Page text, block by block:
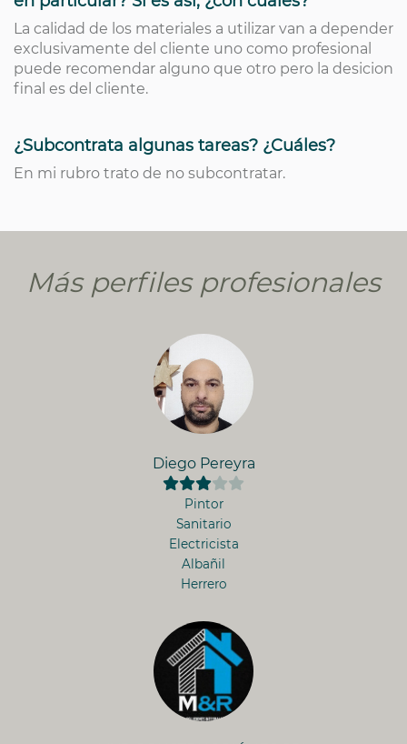
La calidad de los materiales a utilizar van a depender
exclusivamente del cliente uno como profesional
puede recomendar alguno que otro pero la desicion
final es del cliente.
¿Subcontrata algunas tareas? ¿Cuáles?
En mi rubro trato de no subcontratar.
Más perfiles profesionales
Diego Pereyra
Pintor
Sanitario
Electricista
Albañil
Herrero